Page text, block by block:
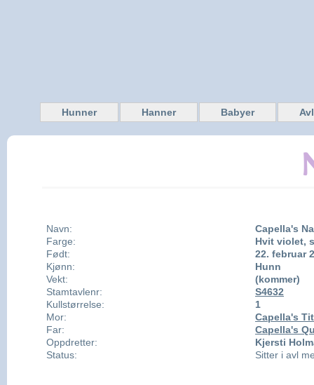
Hunner Hanner Babyer
Navn:
Capella's
Farge:
Hvit violet,
Født:
22. februar
Kjønn:
Hunn
Vekt:
(kommer)
Stamtavlenr:
S4632
Kullstørrelse:
1
Mor:
Capella's
Far:
Capella's
Oppdretter:
Kjersti
Status:
Sitter i avl